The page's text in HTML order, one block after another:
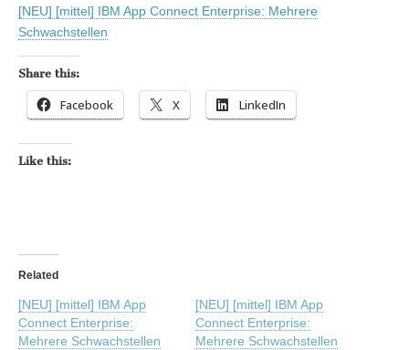
[NEU] [mittel] IBM App Connect Enterprise: Mehrere
Schwachstellen
Share this:
Facebook X LinkedIn
Like this:
Related
[NEU] [mittel] IBM App
Connect Enterprise:
Mehrere Schwachstellen
[NEU] [mittel] IBM App
Connect Enterprise:
Mehrere Schwachstellen